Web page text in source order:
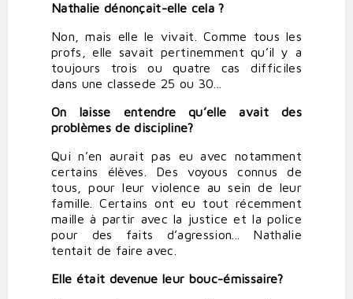
Nathalie dénonçait-elle cela ?
Non, mais elle le vivait. Comme tous les
profs, elle savait pertinemment qu’il y a
toujours trois ou quatre cas difficiles
dans une classede 25 ou 30...
On
laisse entendre qu’elle avait
des
problèmes de discipline?
Qui n’en aurait pas eu avec notamment
certains élèves. Des voyous connus de
tous, pour leur violence au sein de leur
famille. Certains ont eu tout récemment
maille à partir avec la justice et la police
pour des faits d’agression... Nathalie
tentait de faire avec.
Elle était devenue leur bouc-émissaire?